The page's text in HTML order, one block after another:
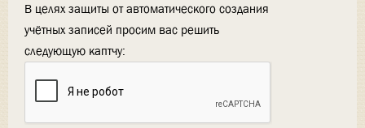
В целях защиты от автоматического создания
учётных записей просим вас решить
следующую каптчу: